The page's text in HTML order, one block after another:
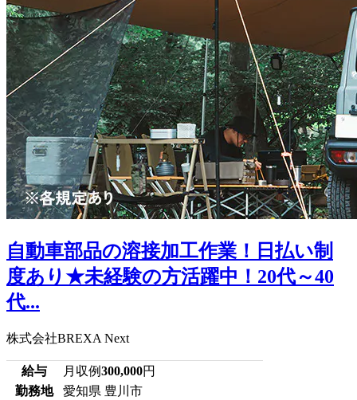
自動車部品の溶接加工作業！日払い制
度あり★未経験の方活躍中！20代～40
代...
株式会社BREXA Next
給与 月収例300,000円
勤務地
愛知県 豊川市